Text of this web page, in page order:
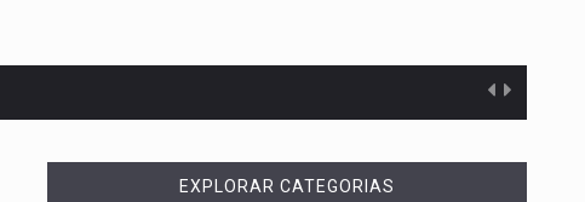
EXPLORAR CATEGORIAS